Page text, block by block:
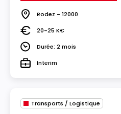
Lieu Rodez - 12000
Salaire20-25 K€
DuréeDurée: 2 mois
TypeInterim
Transports / Logistique